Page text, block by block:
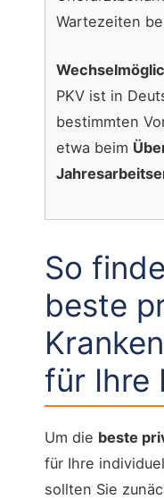
Wartezeiten
PKV ist in
bestimmten
etwa beim
So
beste
für Ihre
Um die beste
für Ihre
sollten Sie